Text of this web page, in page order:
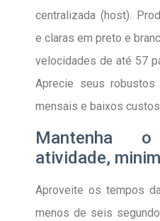
centralizada (host).
e claras em preto e
velocidades de até 57
Aprecie seus
mensais e baixos
Mantenha
atividade,
Aproveite os tempos
menos de seis